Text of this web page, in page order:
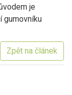
je
gumovníku
Zpět na článek